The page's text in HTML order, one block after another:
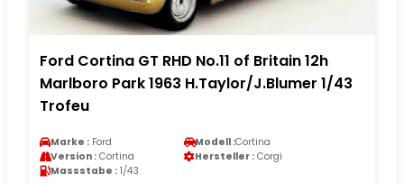
Ford Cortina GT RHD No.11 of Britain 12h
Marlboro Park 1963 H.Taylor/J.Blumer 1/43
Trofeu
Marke : Ford Modell :Cortina
Version : Cortina Hersteller : Corgi
Massstabe : 1/43